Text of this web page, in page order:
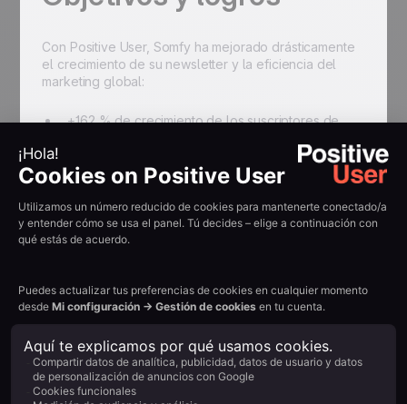
Resumir con IA:
Example H2
Con Positive User, Somfy ha mejorado drásticamente
el crecimiento de su newsletter y la eficiencia del
marketing global:
+162 % de crecimiento de los suscriptores de
Actividades de marketing centralizadas en 58
países
Estrategia de campaña global implementada y
escalada
Implementación rápida sin una fase de
configuración de meses